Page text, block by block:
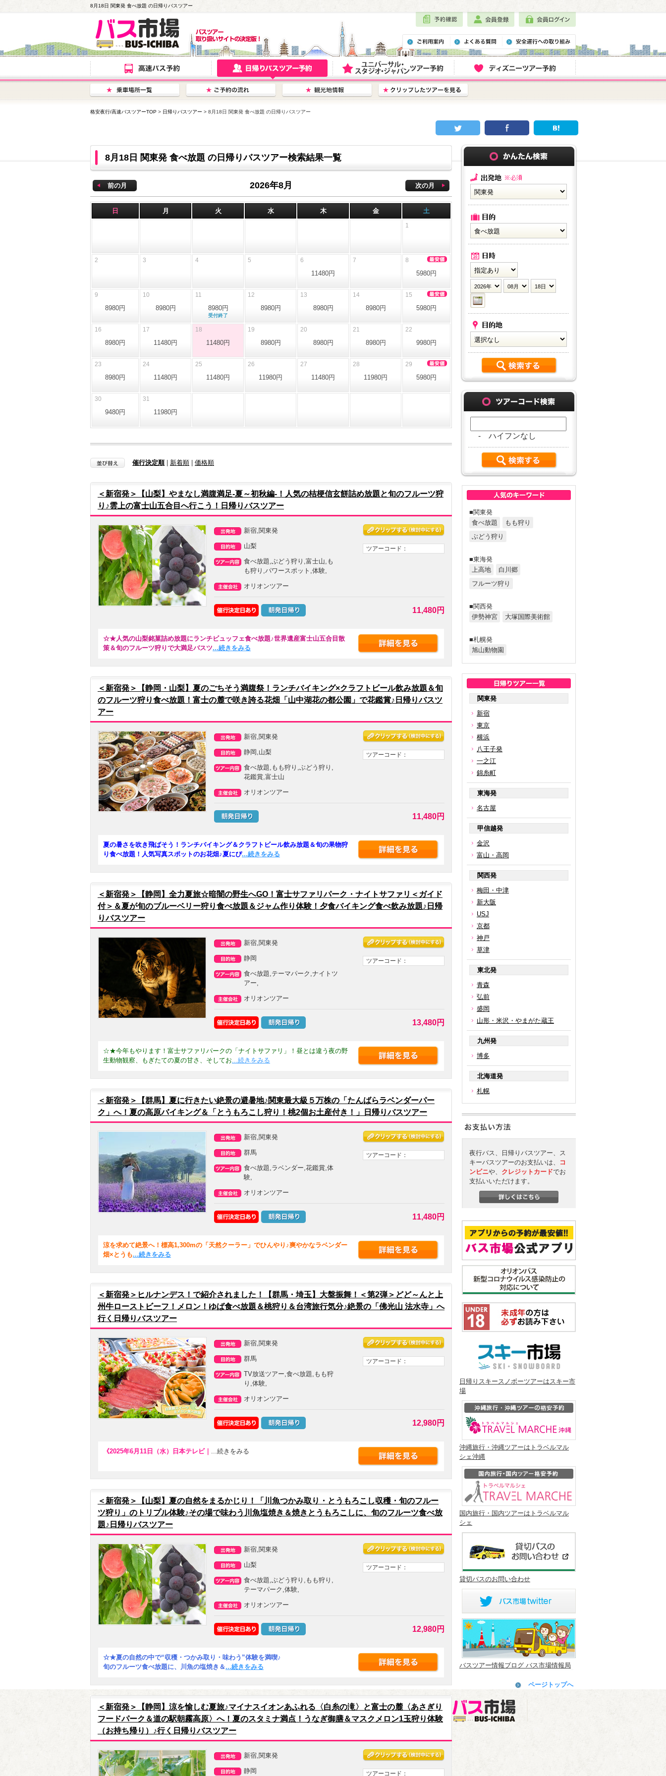
8月18日 関東発 食べ放題 の日帰りバスツアー
格安夜行/高速バスツアーTOP > 日帰りバスツアー > 8月18日 関東発 食べ放題 の日帰りバスツアー
- ハイフンなし
■関東発
食べ放題
もも狩り
ぶどう狩り
■東海発
上高地
白川郷
フルーツ狩り
■関西発
伊勢神宮
大塚国際美術館
■札幌発
旭山動物園
関東発
新宿
東京
横浜
八王子発
一之江
錦糸町
東海発
名古屋
甲信越発
金沢
富山・高岡
関西発
梅田・中津
新大阪
USJ
京都
神戸
草津
東北発
青森
弘前
盛岡
山形・米沢・やまがた蔵王
九州発
博多
北海道発
札幌
夜行バス、日帰りバスツアー、ス
キーバスツアーのお支払いは、
コ
ンビニや、 クレジットカードでお
支払いいただけます。
日帰りスキースノボーツアーはスキー市
場
沖縄旅行・沖縄ツアーはトラベルマル
シェ沖縄
国内旅行・国内ツアーはトラベルマル
シェ
貸切バスのお問い合わせ
バスツアー情報ブログ バス市場情報局
8月18日 関東発 食べ放題 の日帰りバスツアー検索結果一覧
前の月 次の月
2026年8月
日 月 火 水 木 金 土
1
2 3 4 5 6
11480円
7 8
5980円
9
8980円
10
8980円
11
8980円
受付終了
12
8980円
13
8980円
14
8980円
15
5980円
16
8980円
17
11480円
18
11480円
19
8980円
20
8980円
21
8980円
22
9980円
23
8980円
24
11480円
25
11480円
26
11980円
27
11480円
28
11980円
29
5980円
30
9480円
31
11980円
催行決定順| 新着順 価格順
＜新宿発＞【山梨】やまなし満腹満足-夏～初秋編-！人気の桔梗信玄餅詰め放題と旬のフルーツ狩
り♪雲上の富士山五合目へ行こう！日帰りバスツアー
ツアーコード：
新宿,関東発
山梨
食べ放題,ぶどう狩り,富士山,も
も狩り,パワースポット,体験,
オリオンツアー
11,480円
☆★人気の山梨銘菓詰め放題にランチビュッフェ食べ放題♪世界遺産富士山五合目散
策＆旬のフルーツ狩りで大満足バスツ...続きをみる
＜新宿発＞【静岡・山梨】夏のごちそう満腹祭！ランチバイキング×クラフトビール飲み放題＆旬
のフルーツ狩り食べ放題！富士の麓で咲き誇る花畑「山中湖花の都公園」で花鑑賞♪日帰りバスツ
アー
ツアーコード：
新宿,関東発
静岡,山梨
食べ放題,もも狩り,ぶどう狩り,
花鑑賞,富士山
オリオンツアー
11,480円
夏の暑さを吹き飛ばそう！ランチバイキング＆クラフトビール飲み放題＆旬の果物狩
り食べ放題！人気写真スポットのお花畑♪夏にぴ...続きをみる
＜新宿発＞【静岡】全力夏旅☆暗闇の野生へGO！富士サファリパーク・ナイトサファリ＜ガイド
付＞＆夏が旬のブルーベリー狩り食べ放題＆ジャム作り体験！夕食バイキング食べ飲み放題♪日帰
りバスツアー
ツアーコード：
新宿,関東発
静岡
食べ放題,テーマパーク,ナイトツ
アー,
オリオンツアー
13,480円
☆★今年もやります！富士サファリパークの「ナイトサファリ」！昼とは違う夜の野
生動物観察、もぎたての夏の甘さ、そしてお...続きをみる
＜新宿発＞【群馬】夏に行きたい絶景の避暑地♪関東最大級５万株の「たんばらラベンダーパー
ク」へ！夏の高原バイキング＆「とうもろこし狩り！桃2個お土産付き！」日帰りバスツアー
ツアーコード：
新宿,関東発
群馬
食べ放題,ラベンダー,花鑑賞,体
験,
オリオンツアー
11,480円
涼を求めて絶景へ！標高1,300mの「天然クーラー」でひんやり♪爽やかなラベンダー
畑×とうも...続きをみる
＜新宿発＞ヒルナンデス！で紹介されました！【群馬・埼玉】大盤振舞！＜第2弾＞どど～んと上
州牛ローストビーフ！メロン！ゆば食べ放題＆桃狩り＆台湾旅行気分♪絶景の「佛光山 法水寺」へ
行く日帰りバスツアー
ツアーコード：
新宿,関東発
群馬
TV放送ツアー,食べ放題,もも狩
り,体験,
オリオンツアー
12,980円
《2025年6月11日（水）日本テレビ｜ ...続きをみる
＜新宿発＞【山梨】夏の自然をまるかじり！「川魚つかみ取り・とうもろこし収穫・旬のフルー
ツ狩り」のトリプル体験♪その場で味わう川魚塩焼き＆焼きとうもろこしに、旬のフルーツ食べ放
題♪日帰りバスツアー
ツアーコード：
新宿,関東発
山梨
食べ放題,ぶどう狩り,もも狩り,
テーマパーク,体験,
オリオンツアー
12,980円
☆★夏の自然の中で“収穫・つかみ取り・味わう”体験を満喫♪
旬のフルーツ食べ放題に、川魚の塩焼き＆...続きをみる
＜新宿発＞【静岡】涼を愉しむ夏旅♪マイナスイオンあふれる〈白糸の滝〉と富士の麓〈あさぎり
フードパーク＆道の駅朝霧高原〉へ！夏のスタミナ満点！うなぎ御膳＆マスクメロン1玉狩り体験
（お持ち帰り）♪行く日帰りバスツアー
ツアーコード：
新宿,関東発
静岡
ページトップへ